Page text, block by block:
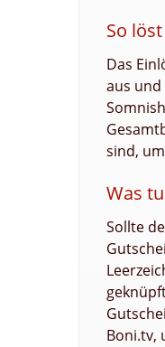
So
Das
aus und
sind,
Was
Sollte
Boni.tv,